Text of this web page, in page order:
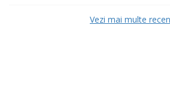
Vezi mai multe